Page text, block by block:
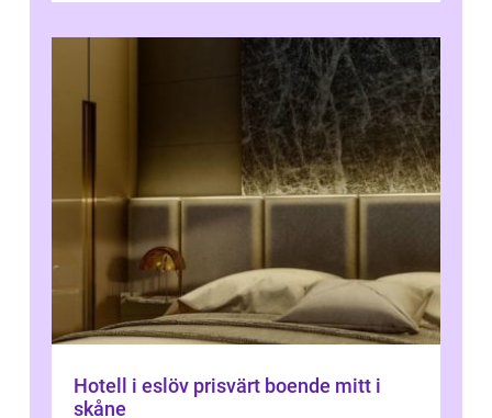
Hotell i eslöv prisvärt boende mitt i
skåne